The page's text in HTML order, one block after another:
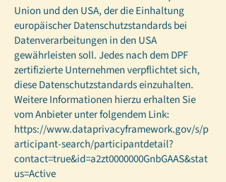
Union und den USA, der die Einhaltung
europäischer Datenschutzstandards bei
Datenverarbeitungen in den USA
gewährleisten soll. Jedes nach dem DPF
zertifizierte Unternehmen verpflichtet sich,
diese Datenschutzstandards einzuhalten.
Weitere Informationen hierzu erhalten Sie
vom Anbieter unter folgendem Link:
https://www.dataprivacyframework.gov/s/p
articipant-search/participantdetail?
contact=true&id=a2zt0000000GnbGAAS&stat
us=Active